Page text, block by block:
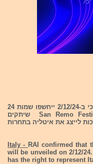
רשות השידור האיטלקית מסרה כי ב-2/12/24 ייחשפו שמות 24
השירים שישתתפו בפסטיבל סן רמו San Remo Festival שיתקים
לו הזכות לייצג את איטליה בתחרות
Italy - RAI confirmed that
will be unveiled on 2/12/
has the right to represent